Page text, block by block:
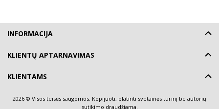
INFORMACIJA
KLIENTŲ APTARNAVIMAS
KLIENTAMS
2026 © Visos teisės saugomos. Kopijuoti, platinti svetainės turinį be autorių
sutikimo draudžiama.